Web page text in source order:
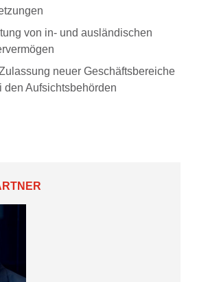
von in- und ausländischen
neuer Geschäftsbereiche
den Aufsichtsbehörden